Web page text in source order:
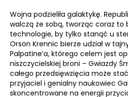
Wojna podzieliła galaktykę.
walczą ze sobą, tworząc coraz to
technologie, by tylko stanąć u
Orson Krennic bierze udział w
Palpatine’a, którego celem jest
niszczycielskiej broni – Gwiazdy
całego przedsięwzięcia może
przyjaciel i genialny naukowiec
skoncentrowane na energii